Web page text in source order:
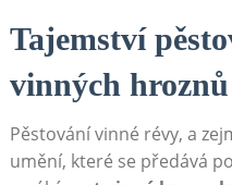
Tajemství
⁢vinných ⁣hroznů
Pěstování vinné révy, a
umění, které se⁤ předává‍